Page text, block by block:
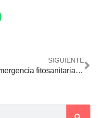
SIGUIENTE
Emergencia fitosanitaria: controlan con éxito una manga de langostas y evitan su desplazamiento regional